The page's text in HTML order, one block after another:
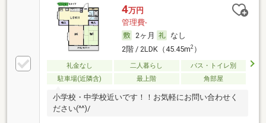
4万円
管理費-
2ヶ月
なし
2階 / 2LDK（45.45m2）
礼金なし 二人暮らし
バス・トイレ別
駐車場(近隣含)
最上階 角部屋
小学校・中学校近いです！！お気軽にお問い合わせく
ださい(^^)/